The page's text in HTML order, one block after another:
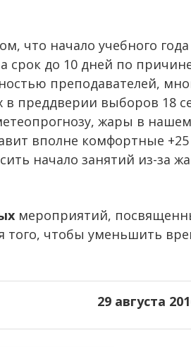
что начало учебного
срок до 10 дней по
преподавателей,
в преддверии выборов 18
жары в нашем
вполне комфортные +25
начало занятий из-за
мероприятий,
того, чтобы уменьшить
29 августа